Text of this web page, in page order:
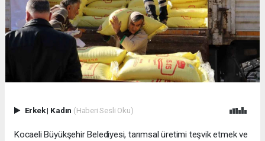
Erkek| Kadın (Haberi Sesli Oku)
Kocaeli Büyükşehir Belediyesi, tarımsal üretimi teşvik etmek ve